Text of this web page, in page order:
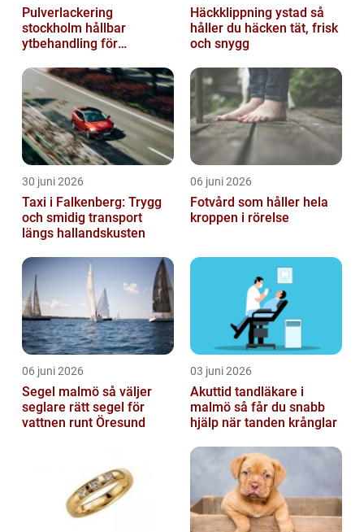
Pulverlackering
stockholm hållbar
ytbehandling för
Häckklippning ystad så
håller du häcken tät, frisk
och snygg
30 juni 2026
Taxi i Falkenberg: Trygg
och smidig transport
längs hallandskusten
06 juni 2026
Fotvård som håller hela
kroppen i rörelse
06 juni 2026
Segel malmö så väljer
seglare rätt segel för
vattnen runt Öresund
03 juni 2026
Akuttid tandläkare i
malmö så får du snabb
hjälp när tanden krånglar